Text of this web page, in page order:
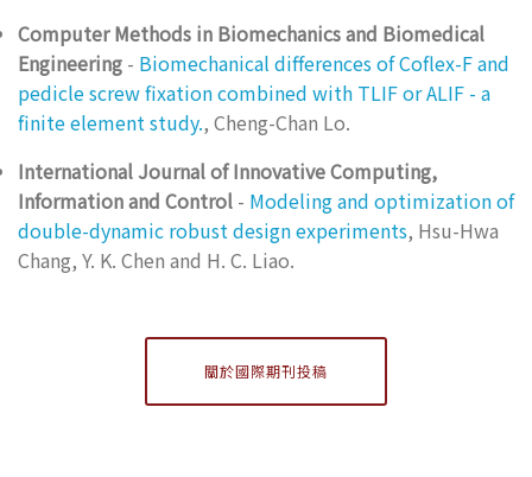
Computer Methods in Biomechanics and Biomedical
Engineering - Biomechanical differences of Coflex-F and
pedicle screw fixation combined with TLIF or ALIF - a
finite element study., Cheng-Chan Lo.
International Journal of Innovative Computing,
Information and Control - Modeling and optimization of
double-dynamic robust design experiments, Hsu-Hwa
Chang, Y. K. Chen and H. C. Liao.
關於國際期刊投稿